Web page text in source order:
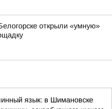
открыли «умную»
язык: в Шимановске